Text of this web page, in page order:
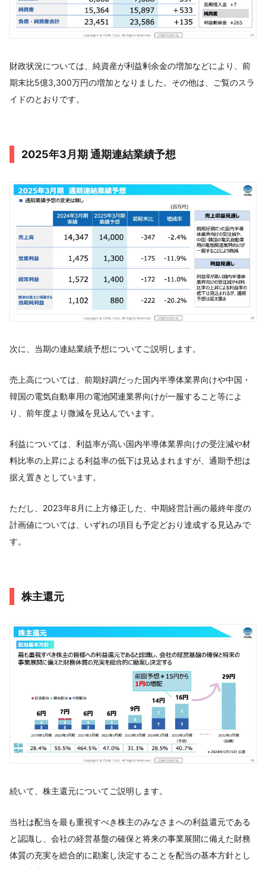
財政状況については、純資産が利益剰余金の増加などにより、前
期末比5億3,300万円の増加となりました。その他は、ご覧のスラ
イドのとおりです。
2025年3月期 通期連結業績予想
次に、当期の連結業績予想についてご説明します。
売上高については、前期好調だった国内半導体業界向けや中国・
韓国の電気自動車用の電池関連業界向けが一服すること等によ
り、前年度より微減を見込んでいます。
利益については、利益率が高い国内半導体業界向けの受注減や材
料比率の上昇による利益率の低下は見込まれますが、通期予想は
据え置きとしています。
ただし、2023年8月に上方修正した、中期経営計画の最終年度の
計画値については、いずれの項目も予定どおり達成する見込みで
す。
株主還元
続いて、株主還元についてご説明します。
当社は配当を最も重視すべき株主のみなさまへの利益還元である
と認識し、会社の経営基盤の確保と将来の事業展開に備えた財務
体質の充実を総合的に勘案し決定することを配当の基本方針とし